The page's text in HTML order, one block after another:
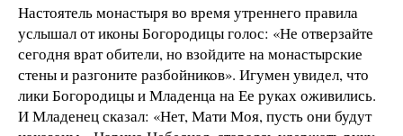
Настоятель монастыря во время утреннего правила
услышал от иконы Богородицы голос: «Не отверзайте
сегодня врат обители, но взойдите на монастырские
стены и разгоните разбойников». Игумен увидел, что
лики Богородицы и Младенца на Ее руках оживились.
И Младенец сказал: «Нет, Мати Моя, пусть они будут